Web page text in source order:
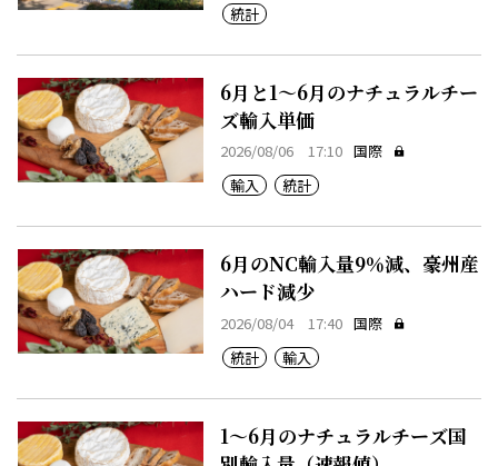
統計
6月と1～6月のナチュラルチー
ズ輸入単価
2026/08/06 17:10 国際
輸入
統計
6月のNC輸入量9％減、豪州産
ハード減少
2026/08/04 17:40 国際
統計
輸入
1～6月のナチュラルチーズ国